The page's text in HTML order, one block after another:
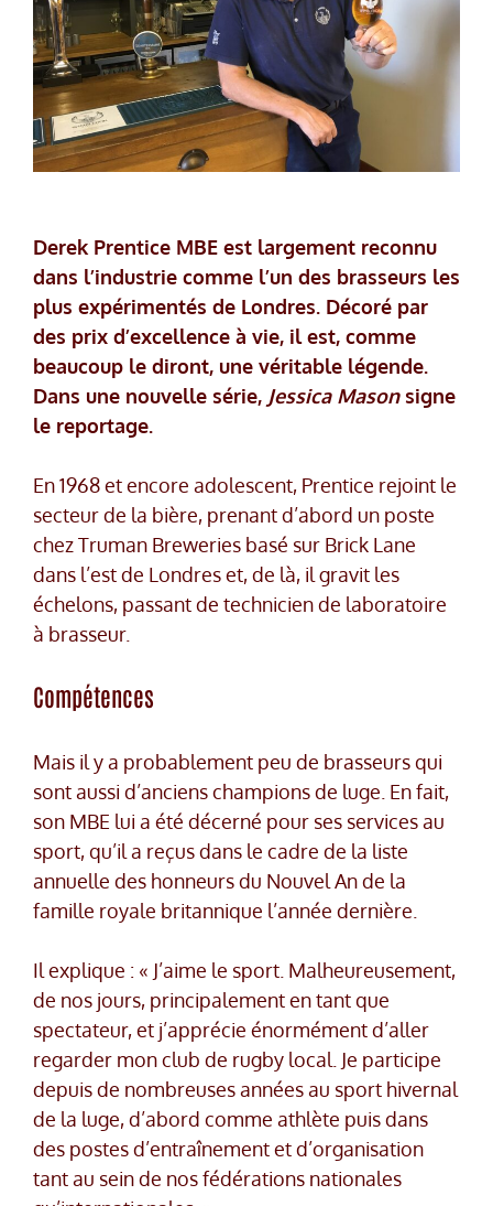
Derek Prentice MBE est largement reconnu
dans l’industrie comme l’un des brasseurs les
plus expérimentés de Londres. Décoré par
des prix d’excellence à vie, il est, comme
beaucoup le diront, une véritable légende.
Dans une nouvelle série, Jessica Masonsigne
le reportage.
En 1968 et encore adolescent, Prentice rejoint le
secteur de la bière, prenant d’abord un poste
chez Truman Breweries basé sur Brick Lane
dans l’est de Londres et, de là, il gravit les
échelons, passant de technicien de laboratoire
à brasseur.
Compétences
Mais il y a probablement peu de brasseurs qui
sont aussi d’anciens champions de luge. En fait,
son MBE lui a été décerné pour ses services au
sport, qu’il a reçus dans le cadre de la liste
annuelle des honneurs du Nouvel An de la
famille royale britannique l’année dernière.
Il explique : « J’aime le sport. Malheureusement,
de nos jours, principalement en tant que
spectateur, et j’apprécie énormément d’aller
regarder mon club de rugby local. Je participe
depuis de nombreuses années au sport hivernal
de la luge, d’abord comme athlète puis dans
des postes d’entraînement et d’organisation
tant au sein de nos fédérations nationales